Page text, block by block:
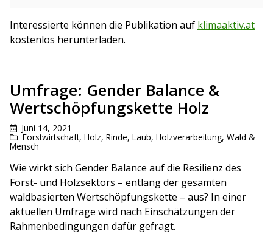
Interessierte können die Publikation auf klimaaktiv.at
kostenlos herunterladen.
Umfrage: Gender Balance &
Wertschöpfungskette Holz
Juni 14, 2021
Forstwirtschaft, Holz, Rinde, Laub, Holzverarbeitung, Wald &
Mensch
Wie wirkt sich Gender Balance auf die Resilienz des
Forst- und Holzsektors – entlang der gesamten
waldbasierten Wertschöpfungskette – aus? In einer
aktuellen Umfrage wird nach Einschätzungen der
Rahmenbedingungen dafür gefragt.